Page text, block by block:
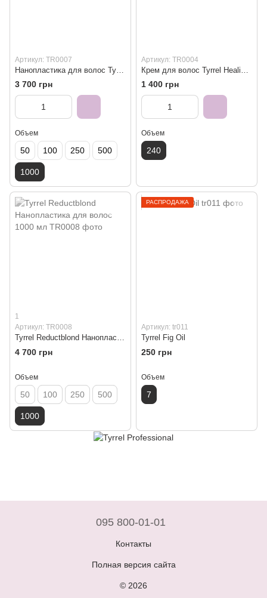
Артикул: TR0007
3 700 грн
Объем
50 100 250 500
1000
Артикул: TR0004
1 400 грн
Объем
240
1
Артикул: TR0008
Tyrrel Reductblond Нанопластика для волос 1000 мл
4 700 грн
Объем
50 100 250 500
1000
РАСПРОДАЖА
Артикул: tr011
Tyrrel Fig Oil
250 грн
Объем
7
095 800-01-01
Контакты
Полная версия сайта
© 2026